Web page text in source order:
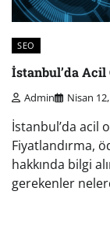
SEO
İstanbul’da Acil
Admin Nisan
İstanbul’da acil
Fiyatlandırma,
hakkında bilgi
gerekenler